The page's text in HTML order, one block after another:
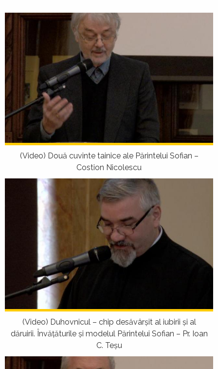
(Video) Două cuvinte tainice ale Părintelui Sofian –
Costion Nicolescu
(Video) Duhovnicul – chip desăvârşit al iubirii şi al
dăruirii. Învăţăturile şi modelul Părintelui Sofian – Pr. Ioan
C. Teșu